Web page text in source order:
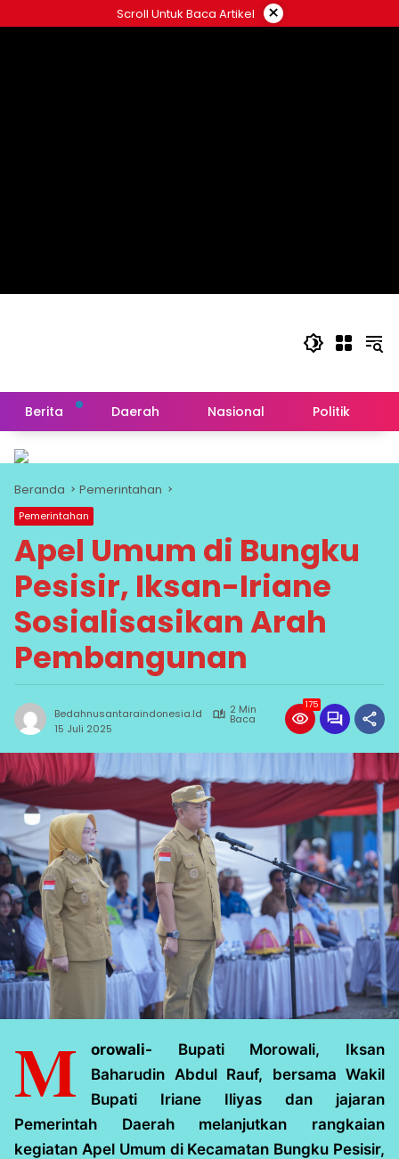
ke
Scroll Untuk Baca Artikel ×
Berita Daerah Nasional Politik
Beranda Pemerintahan
Pemerintahan
Apel Umum di Bungku
Pesisir, Iksan-Iriane
Sosialisasikan Arah
Pembangunan
Bedahnusantaraindonesia.id 2 Min
Baca
15 Juli 2025
175
M orowali- Bupati Morowali, Iksan
Baharudin Abdul Rauf, bersama Wakil
Bupati Iriane Iliyas dan jajaran
Pemerintah Daerah melanjutkan rangkaian
kegiatan Apel Umum di Kecamatan Bungku Pesisir,